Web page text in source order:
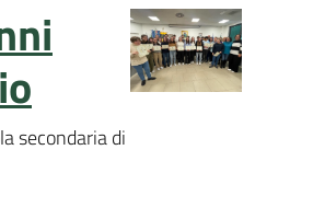
secondaria di